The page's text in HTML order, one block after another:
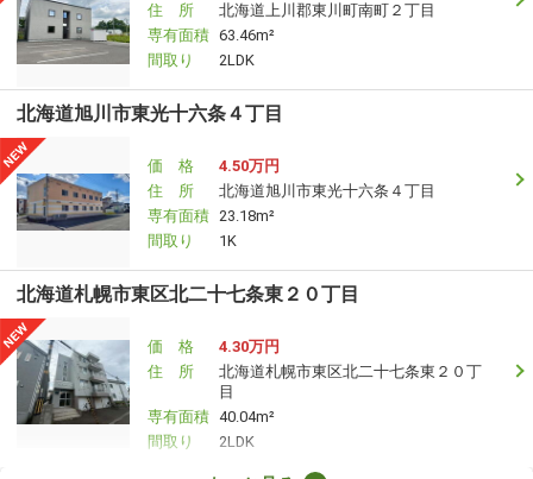
住 所
北海道上川郡東川町南町２丁目
専有面積 63.46m²
間取り
2LDK
北海道旭川市東光十六条４丁目
価 格
4.50万円
住 所
北海道旭川市東光十六条４丁目
専有面積 23.18m²
間取り
1K
北海道札幌市東区北二十七条東２０丁目
価 格
4.30万円
住 所
北海道札幌市東区北二十七条東２０丁
目
専有面積 40.04m²
間取り
2LDK